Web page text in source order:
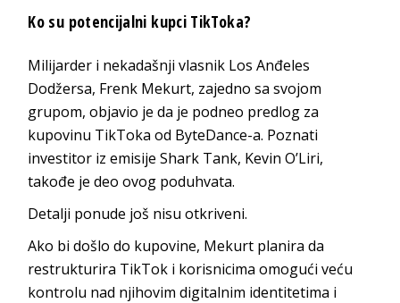
Ko su potencijalni kupci TikToka?
Milijarder i nekadašnji vlasnik Los Anđeles
Dodžersa, Frenk Mekurt, zajedno sa svojom
grupom, objavio je da je podneo predlog za
kupovinu TikToka od ByteDance-a. Poznati
investitor iz emisije Shark Tank, Kevin O’Liri,
takođe je deo ovog poduhvata.
Detalji ponude još nisu otkriveni.
Ako bi došlo do kupovine, Mekurt planira da
restrukturira TikTok i korisnicima omogući veću
kontrolu nad njihovim digitalnim identitetima i